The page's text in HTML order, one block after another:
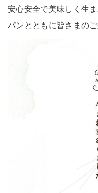
安心安全で美味しく生
パンとともに皆さまの